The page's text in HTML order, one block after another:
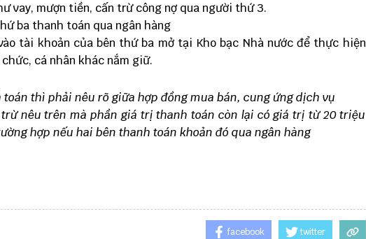
vay, mượn tiền, cấn trừ công nợ qua người thứ 3.
ba thanh toán qua ngân hàng
tài khoản của bên thứ ba mở tại Kho bạc Nhà nước để thực hiện
cá nhân khác nắm giữ.
thì phải nêu rõ giữa hợp đồng mua bán, cung ứng dịch vụ
nêu trên mà phần giá trị thanh toán còn lại có giá trị từ 20 triệu
hợp nếu hai bên thanh toán khoản đó qua ngân hàng
facebook twitter